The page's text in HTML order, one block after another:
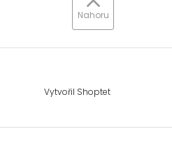
Vytvořil Shoptet
Nahoru